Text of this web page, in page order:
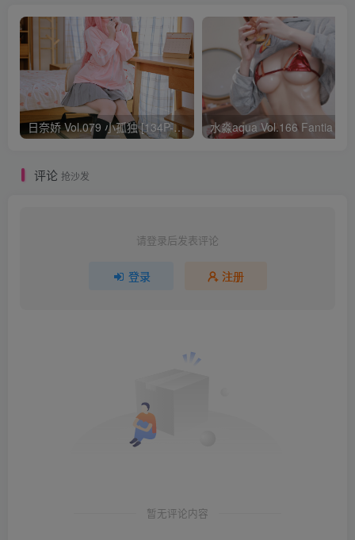
日奈娇 Vol.079 小孤独 [134P-1.84GB]
评论 抢沙发
请登录后发表评论
登录 注册
暂无评论内容